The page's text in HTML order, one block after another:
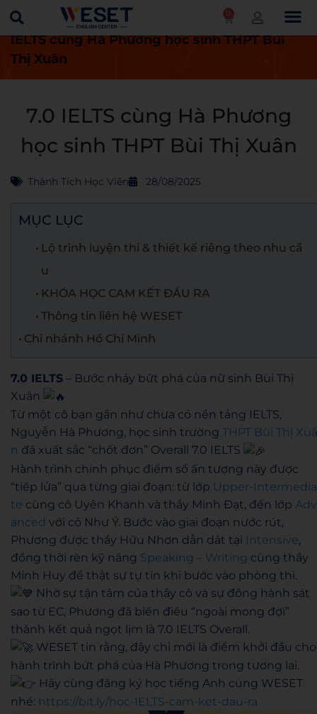
0
Trang chủ Thành tích học viên
7.0
IELTS cùng Hà Phương học sinh THPT Bùi
Thị Xuân
7.0 IELTS cùng Hà Phương
học sinh THPT Bùi Thị Xuân
Thành Tích Học Viên 28/08/2025
MỤC LỤC
Lộ trình luyện thi & thiết kế riêng theo nhu cầ
u
KHÓA HỌC CAM KẾT ĐẦU RA
Thông tin liên hệ WESET
Chi nhánh Hồ Chí Minh
7.0 IELTS – Bước nhảy bứt phá của nữ sinh Bùi Thị
Xuân
Từ một cô bạn gần như chưa có nền tảng IELTS,
Nguyễn Hà Phương, học sinh trường THPT Bùi Thị Xuâ
n đã xuất sắc “chốt đơn” Overall 7.0 IELTS
Hành trình chinh phục điểm số ấn tượng này được
“tiếp lửa” qua từng giai đoạn: từ lớp Upper-Intermedia
te cùng cô Uyên Khanh và thầy Minh Đạt, đến lớp Adv
anced với cô Như Ý. Bước vào giai đoạn nước rút,
Phương được thầy Hữu Nhơn dẫn dắt tại Intensive,
đồng thời rèn kỹ năng Speaking – Writing cùng thầy
Minh Huy để thật sự tự tin khi bước vào phòng thi.
Nhờ sự tận tâm của thầy cô và sự đồng hành sát
sao từ EC, Phương đã biến điều “ngoài mong đợi”
thành kết quả ngọt lịm là 7.0 IELTS Overall.
WESET tin rằng, đây chỉ mới là điểm khởi đầu cho
hành trình bứt phá của Hà Phương trong tương lai.
Hãy cùng đăng ký học tiếng Anh cùng WESET
nhé: https://bit.ly/hoc-IELTS-cam-ket-dau-ra